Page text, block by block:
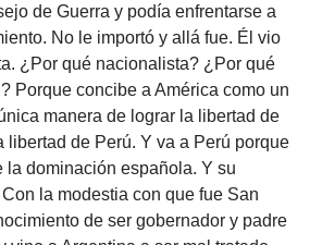
de Guerra y podía enfrentarse a
No le importó y allá fue. Él vio
¿Por qué nacionalista? ¿Por qué
Porque concibe a América como un
manera de lograr la libertad de
libertad de Perú. Y va a Perú porque
la dominación española. Y su
la modestia con que fue San
de ser gobernador y padre